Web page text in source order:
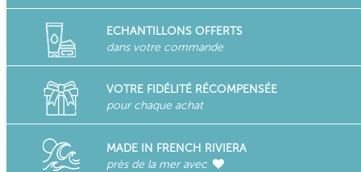
ECHANTILLONS OFFERTS
dans votre commande
VOTRE FIDÉLITÉ RÉCOMPENSÉE
pour chaque achat
MADE IN FRENCH RIVIERA
près de la mer avec